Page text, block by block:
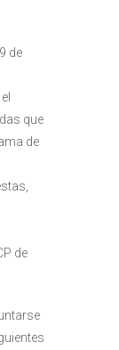
de
que
de
de